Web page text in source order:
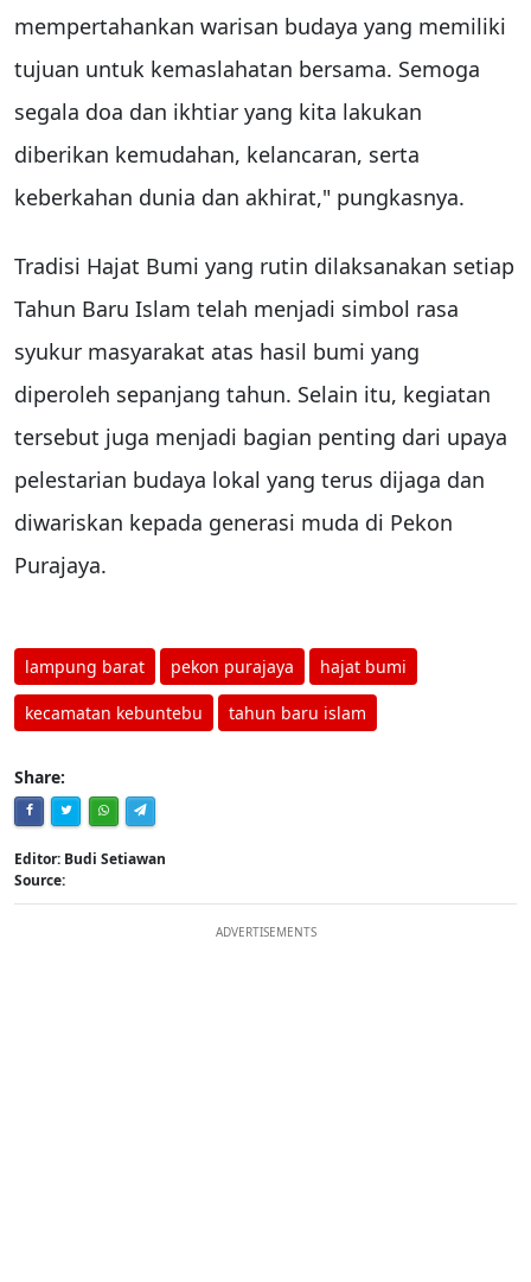
mempertahankan warisan budaya yang memiliki
tujuan untuk kemaslahatan bersama. Semoga
segala doa dan ikhtiar yang kita lakukan
diberikan kemudahan, kelancaran, serta
keberkahan dunia dan akhirat," pungkasnya.
Tradisi Hajat Bumi yang rutin dilaksanakan setiap
Tahun Baru Islam telah menjadi simbol rasa
syukur masyarakat atas hasil bumi yang
diperoleh sepanjang tahun. Selain itu, kegiatan
tersebut juga menjadi bagian penting dari upaya
pelestarian budaya lokal yang terus dijaga dan
diwariskan kepada generasi muda di Pekon
Purajaya.
lampung barat pekon purajaya hajat bumi
kecamatan kebuntebu tahun baru islam
Share:
Editor: Budi Setiawan
Source:
ADVERTISEMENTS